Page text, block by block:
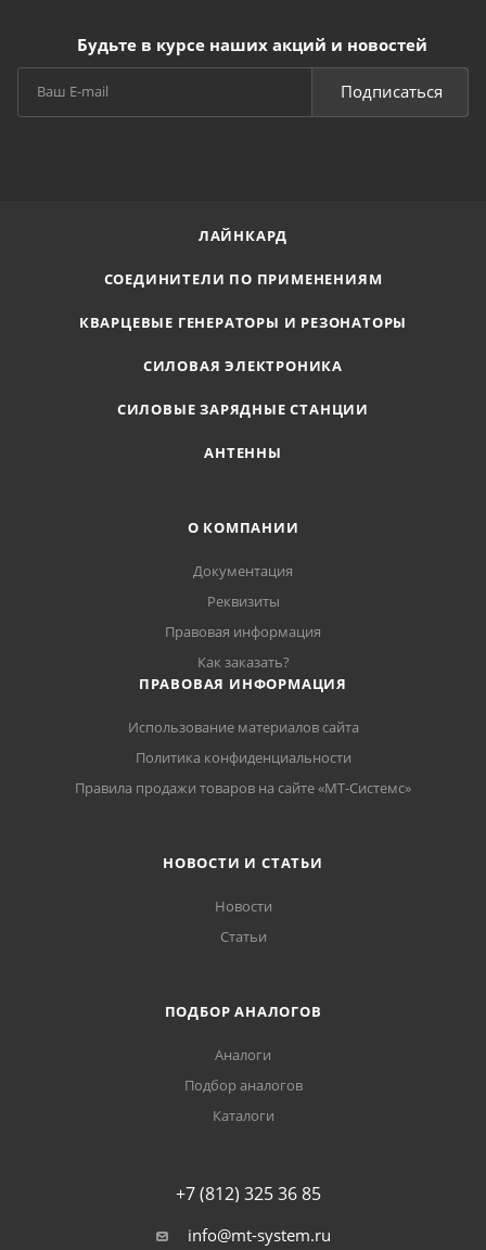
Будьте в курсе наших акций и новостей
Подписаться
ЛАЙНКАРД
СОЕДИНИТЕЛИ ПО ПРИМЕНЕНИЯМ
КВАРЦЕВЫЕ ГЕНЕРАТОРЫ И РЕЗОНАТОРЫ
СИЛОВАЯ ЭЛЕКТРОНИКА
СИЛОВЫЕ ЗАРЯДНЫЕ СТАНЦИИ
АНТЕННЫ
О КОМПАНИИ
Документация
Реквизиты
Правовая информация
Как заказать?
ПРАВОВАЯ ИНФОРМАЦИЯ
Использование материалов сайта
Политика конфиденциальности
Правила продажи товаров на сайте «МТ-Системс»
НОВОСТИ И СТАТЬИ
Новости
Статьи
ПОДБОР АНАЛОГОВ
Аналоги
Подбор аналогов
Каталоги
+7 (812) 325 36 85
info@mt-system.ru